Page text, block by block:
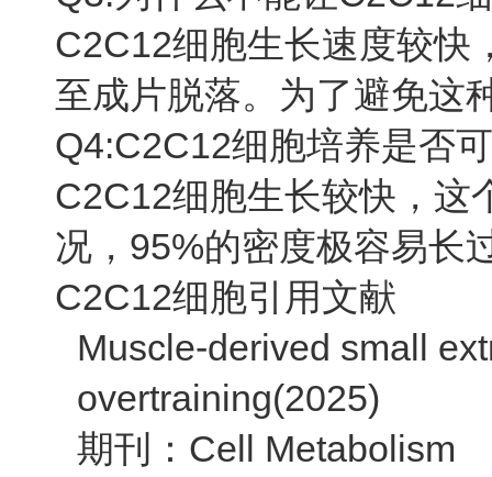
C2C12细胞生长速度较快
至成片脱落。为了避免这
Q4:C2C12细胞培养是否
C2C12细胞生长较快，这
况，95%的密度极容易长
C2C12细胞引用文献
Muscle-derived small
overtraining(2025)
期刊：Cell Metabolism